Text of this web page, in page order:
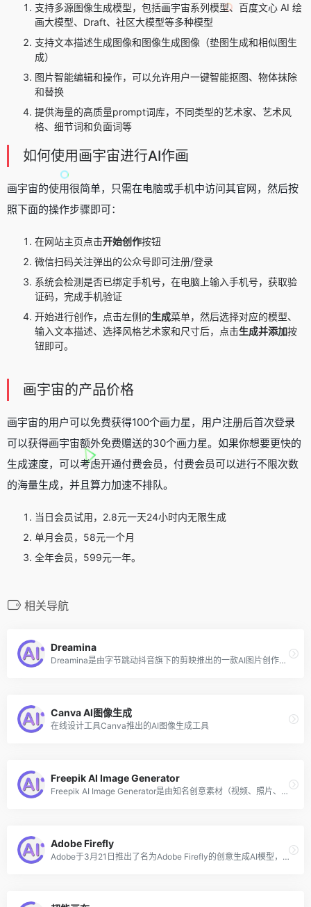
支持多源图像生成模型，包括画宇宙系列模型、百度文心 AI 绘
画大模型、Draft、社区大模型等多种模型
支持文本描述生成图像和图像生成图像（垫图生成和相似图生
成）
图片智能编辑和操作，可以允许用户一键智能抠图、物体抹除
和替换
提供海量的高质量prompt词库，不同类型的艺术家、艺术风
格、细节词和负面词等
如何使用画宇宙进行AI作画
画宇宙的使用很简单，只需在电脑或手机中访问其官网，然后按
照下面的操作步骤即可：
在网站主页点击开始创作按钮
微信扫码关注弹出的公众号即可注册/登录
系统会检测是否已绑定手机号，在电脑上输入手机号，获取验
证码，完成手机验证
开始进行创作，点击左侧的生成菜单，然后选择对应的模型、
输入文本描述、选择风格艺术家和尺寸后，点击生成并添加按
钮即可。
画宇宙的产品价格
画宇宙的用户可以免费获得100个画力星，用户注册后首次登录
可以获得画宇宙额外免费赠送的30个画力星。如果你想要更快的
生成速度，可以考虑开通付费会员，付费会员可以进行不限次数
的海量生成，并且算力加速不排队。
当日会员试用，2.8元一天24小时内无限生成
单月会员，58元一个月
全年会员，599元一年。
相关导航
Dreamina
Dreamina是由字节跳动抖音旗下的剪映推出的一款AI图片创作和绘画工具，旨在帮助抖音的图文和短视频创作者进行内容创作，用户只需输入提示描述，即可快速将创意和想法转化为图像。该工具是一个多风格的AI绘画神器，可以进行动漫、写实、摄影、插画等不同风格的图像生成。
Canva AI图像生成
在线设计工具Canva推出的AI图像生成工具
Freepik AI Image Generator
Freepik AI Image Generator是由知名创意素材（视频、照片、插画等）网站Freepik最新推出的在线AI图片生成工具，该AI图片生成器允许用户使用文字创建独特的图像，只需要在输入框中输入文本描述，就可以得到对应艺术风格的令人惊叹的图像。
Adobe Firefly
Adobe于3月21日推出了名为Adobe Firefly的创意生成AI模型，类似于DALL-E或Midjourney，可以仅使用文本提示即可按需生成图像。Adobe 表示，该模型仅针对获得许可或不受版权保护的内容进行训练，而不是来自互联网艺术家的作品。